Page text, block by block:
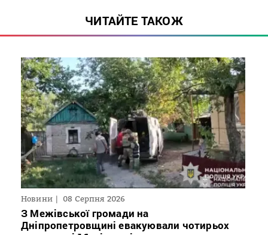
ЧИТАЙТЕ ТАКОЖ
Новини 08 Серпня 2026
З Межівської громади на
Дніпропетровщині евакуювали чотирьох